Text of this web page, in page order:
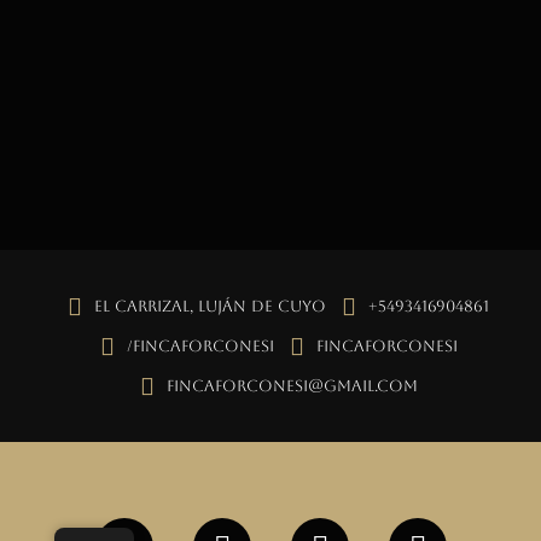
El Carrizal, Luján de Cuyo +5493416904861
/fincaforconesi fincaforconesi
fincaforconesi@gmail.com